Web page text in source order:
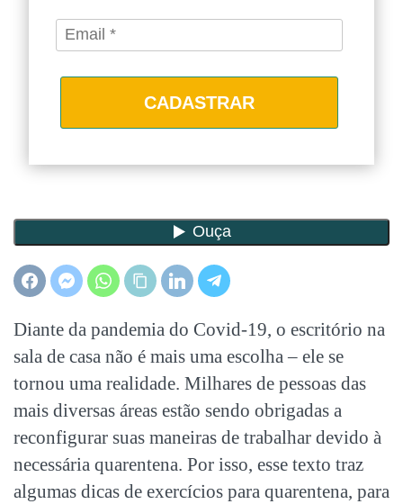
CADASTRAR
Diante da pandemia do Covid-19, o escritório na
sala de casa não é mais uma escolha – ele se
tornou uma realidade. Milhares de pessoas das
mais diversas áreas estão sendo obrigadas a
reconfigurar suas maneiras de trabalhar devido à
necessária quarentena. Por isso, esse texto traz
algumas dicas de exercícios para quarentena, para